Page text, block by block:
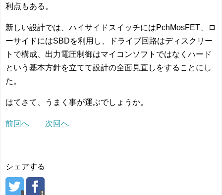
利点もある。
新しい設計では、ハイサイドスイッチにはPchMosFET、ロ
ーサイドにはSBDを利用し、ドライブ回路はディスクリー
トで構成、出力電圧制御はマイコンソフトではなくハード
という基本方針を立てて設計の全面見直しをすることにし
た。
はてさて、うまく事が運ぶでしょうか。
前回へ 次回へ
シェアする